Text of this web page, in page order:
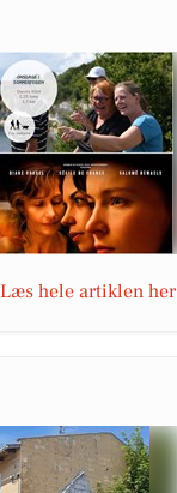
Læs hele artiklen her